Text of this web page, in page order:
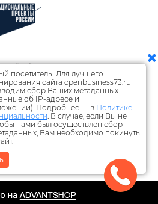
сайта без ссылки на источник
области по развитию
данных
посетитель! Для лучшего
сайта openbusiness73.ru
сбор Ваших метаданных
об IP-адресе и
Подробнее — в Политике
. В случае, если Вы не
нами был осуществлён сбор
Вам необходимо покинуть